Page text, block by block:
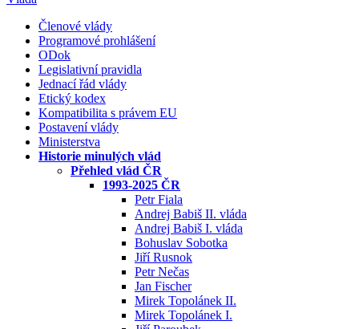
Členové vlády
Programové prohlášení
ODok
Legislativní pravidla
Jednací řád vlády
Etický kodex
Kompatibilita s právem EU
Postavení vlády
Ministerstva
Historie minulých vlád
Přehled vlád ČR
1993-2025 ČR
Petr Fiala
Andrej Babiš II. vláda
Andrej Babiš I. vláda
Bohuslav Sobotka
Jiří Rusnok
Petr Nečas
Jan Fischer
Mirek Topolánek II.
Mirek Topolánek I.